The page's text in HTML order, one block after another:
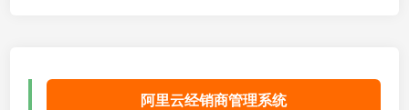
阿里云经销商管理系统